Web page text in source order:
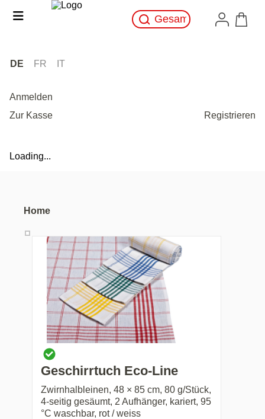
DE FR IT
Anmelden
Zur Kasse
Registrieren
Loading...
Home
Geschirrtuch Eco-Line
Zwirnhalbleinen, 48 × 85 cm, 80 g/Stück,
4-seitig gesäumt, 2 Aufhänger, kariert, 95
°C waschbar, rot / weiss